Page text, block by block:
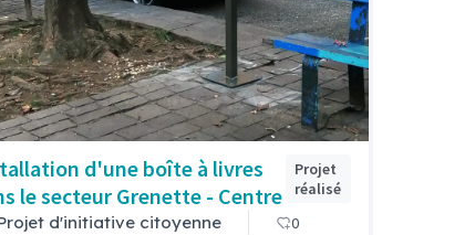
d'une boîte à livres
le secteur Grenette - Centre
Projet
réalisé
d'initiative citoyenne 0